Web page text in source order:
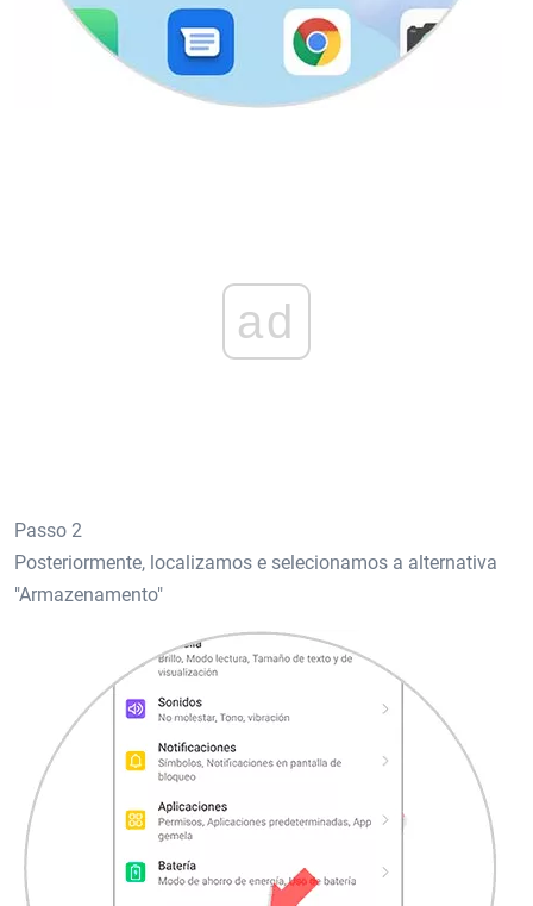
ad
Passo 2
Posteriormente, localizamos e selecionamos a alternativa
"Armazenamento"